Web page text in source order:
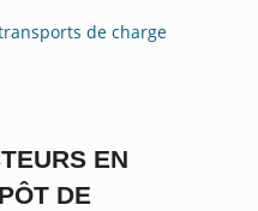
de charge
EN
DE